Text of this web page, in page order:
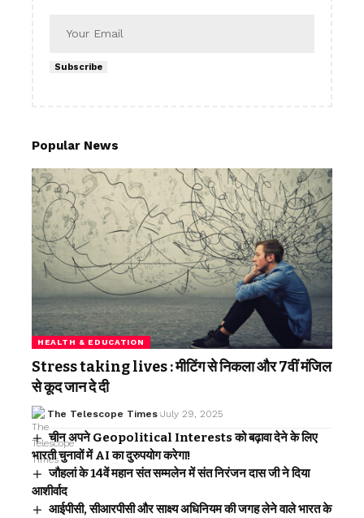
Subscribe
Popular News
HEALTH & EDUCATION
Stress taking lives : मीटिंग से निकला और 7वीं मंजिल
से कूद जान दे दी
The Telescope Times July 29, 2025
चीन अपने Geopolitical Interests को बढ़ावा देने के लिए
भारती चुनावों में AI का दुरुपयोग करेगा!
जौहलां के 14वें महान संत सम्मलेन में संत निरंजन दास जी ने दिया
आशीर्वाद
आईपीसी, सीआरपीसी और साक्ष्य अधिनियम की जगह लेने वाले भारत के